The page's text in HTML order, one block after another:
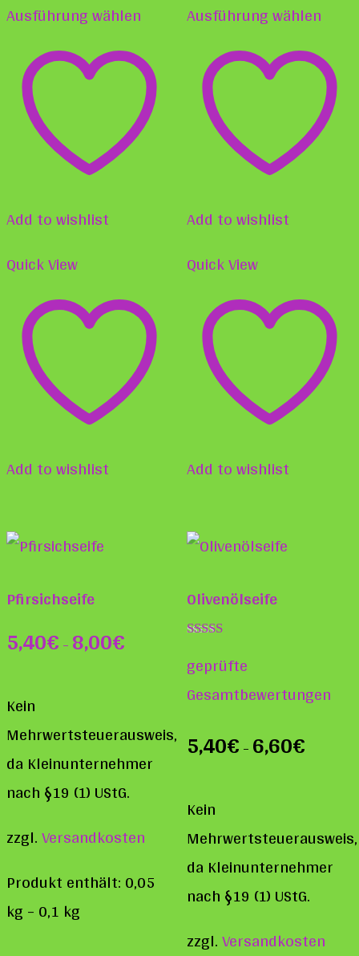
Ausführung wählen Produkt
weist
mehrere
Varianten
können
Produktseite
gewählt
werden
Add to wishlist
Quick View
Add to wishlist
Ausführung wählen
weist
auf.
Add to wishlist
Quick View
Add to wishlist
Pfirsichseife
5,40€–8,00€
Kein
Mehrwertsteuerausweis,
da Kleinunternehmer
nach §19 (1) UStG.
zzgl.Versandkosten
Produkt enthält: 0,05
kg– 0,1 kg
Olivenölseife
5.00
von 5
geprüfte
Gesamtbewertungen
5,40€–6,60€
Kein
Mehrwertsteuerausweis,
da Kleinunternehmer
nach §19 (1) UStG.
zzgl.Versandkosten